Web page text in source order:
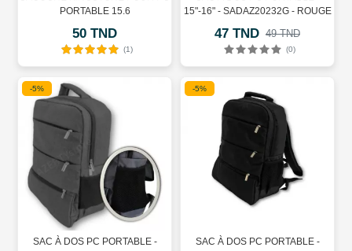
PORTABLE 15.6
50 TND
(1)
15"-16" - SADAZ20232G - ROUGE
47 TND 49 TND
(0)
-5%
SAC À DOS PC PORTABLE -
-5%
SAC À DOS PC PORTABLE -